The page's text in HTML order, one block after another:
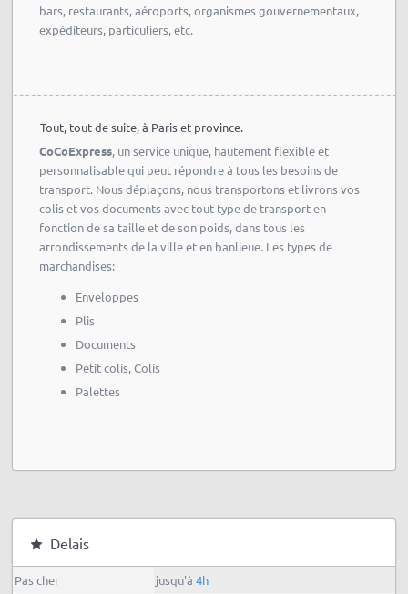
bars, restaurants, aéroports, organismes gouvernementaux,
expéditeurs, particuliers, etc.
Tout, tout de suite, à Paris et province.
CoCoExpress, un service unique, hautement flexible et
personnalisable qui peut répondre à tous les besoins de
transport. Nous déplaçons, nous transportons et livrons vos
colis et vos documents avec tout type de transport en
fonction de sa taille et de son poids, dans tous les
arrondissements de la ville et en banlieue. Les types de
marchandises:
Enveloppes
Plis
Documents
Petit colis, Colis
Palettes
Delais
Pas cher jusqu'à 4h